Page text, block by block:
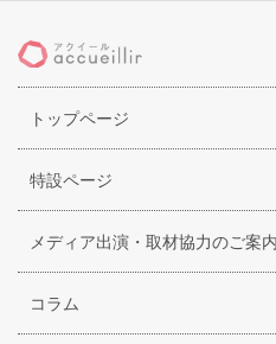
クでレディライク、デザイナー
果、固定概念にしばられること
作品のような高い自由度も人気
た個性的でありながらも、さま
のも非常に高ポイントです。
トップページ
特設ページ
メディア出演・取材協力のご案内
コラム